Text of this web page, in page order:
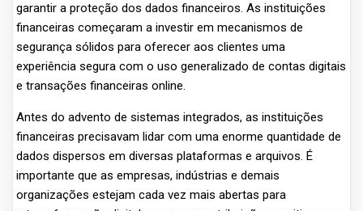
garantir a proteção dos dados financeiros. As instituições
financeiras começaram a investir em mecanismos de
segurança sólidos para oferecer aos clientes uma
experiência segura com o uso generalizado de contas digitais
e transações financeiras online.
Antes do advento de sistemas integrados, as instituições
financeiras precisavam lidar com uma enorme quantidade de
dados dispersos em diversas plataformas e arquivos. É
importante que as empresas, indústrias e demais
organizações estejam cada vez mais abertas para